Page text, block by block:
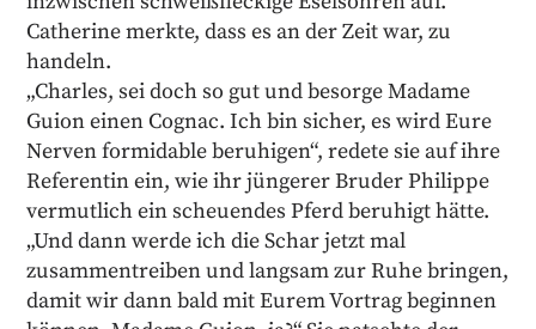
Catherine merkte, dass es an der Zeit war, zu
handeln.
„Charles, sei doch so gut und besorge Madame
Guion einen Cognac. Ich bin sicher, es wird Eure
Nerven formidable beruhigen“, redete sie auf ihre
Referentin ein, wie ihr jüngerer Bruder Philippe
vermutlich ein scheuendes Pferd beruhigt hätte.
„Und dann werde ich die Schar jetzt mal
zusammentreiben und langsam zur Ruhe bringen,
damit wir dann bald mit Eurem Vortrag beginnen